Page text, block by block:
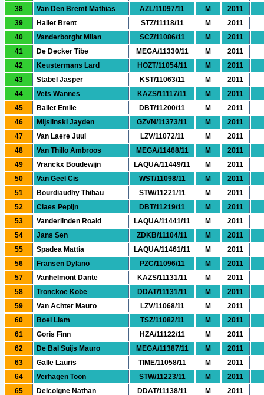
38
Van Den Bremt Mathias AZL/11097/11 M
2011
39
Hallet Brent STZ/11118/11 M
2011
40
Vanderborght Milan SCZ/11086/11 M
2011
41
De Decker Tibe MEGA/11330/11 M
2011
42
Keustermans Lard HOZT/11054/11 M
2011
43
Stabel Jasper KST/11063/11 M
2011
44
Vets Wannes KAZS/11117/11 M
2011
45
Ballet Emile DBT/11200/11 M
2011
46
Mijslinski Jayden GZVN/11373/11 M
2011
47
Van Laere Juul LZV/11072/11 M
2011
48
Van Thillo Ambroos MEGA/11468/11 M
2011
49
Vranckx Boudewijn LAQUA/11449/11 M
2011
50
Van Geel Cis WST/11098/11 M
2011
51
Bourdiaudhy Thibau STW/11221/11 M
2011
52
Claes Pepijn DBT/11219/11 M
2011
53
Vanderlinden Roald LAQUA/11441/11 M
2011
54
Jans Sen ZDKB/11104/11 M
2011
55
Spadea Mattia LAQUA/11461/11 M
2011
56
Fransen Dylano PZC/11096/11 M
2011
57
Vanhelmont Dante KAZS/11131/11 M
2011
58
Tronckoe Kobe DDAT/11131/11 M
2011
59
Van Achter Mauro LZV/11068/11 M
2011
60
Boel Liam TSZ/11082/11 M
2011
61
Goris Finn HZA/11122/11 M
2011
62
De Bal Suijs Mauro MEGA/11387/11 M
2011
63
Galle Lauris TIME/11058/11 M
2011
64
Verhagen Toon STW/11223/11 M
2011
65
Delcoigne Nathan DDAT/11138/11 M
2011